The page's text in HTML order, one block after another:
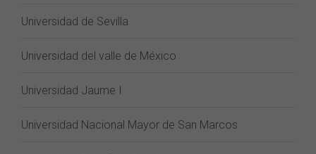
Universidad de Sevilla
Universidad del valle de México
Universidad Jaume I
Universidad Nacional Mayor de San Marcos